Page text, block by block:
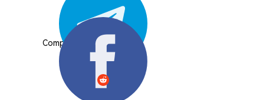
Compartilhar: